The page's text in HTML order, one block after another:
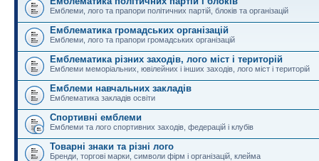
Емблеми, лого та прапори політичних партій, блоків та організацій
Емблематика громадських організацій
Емблеми, лого та прапори громадських організацій
Емблематика різних заходів, лого міст і територій
Емблеми меморіальних, ювілейних і інших заходів, лого міст і територій
Емблеми навчальних закладів
Емблематика закладів освіти
Спортивні емблеми
Емблеми та лого спортивних заходів, федерацій і клубів
Товарні знаки та різні лого
Бренди, торгові марки, символи фірм і організацій, клейма